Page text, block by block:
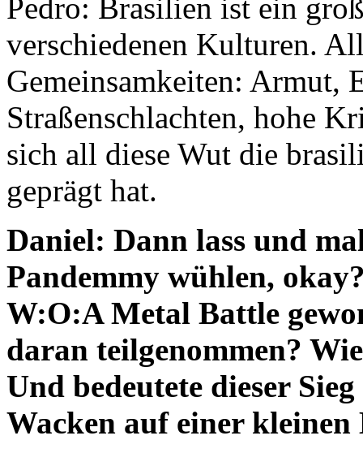
Pedro: Brasilien ist ein
verschiedenen Kulturen.
Gemeinsamkeiten: Armut,
Straßenschlachten, hohe
sich all diese Wut die
geprägt hat.
Daniel: Dann lass und
Pandemmy wühlen,
W:O:A Metal Battle
daran teilgenommen?
Und bedeutete dieser
Wacken auf einer